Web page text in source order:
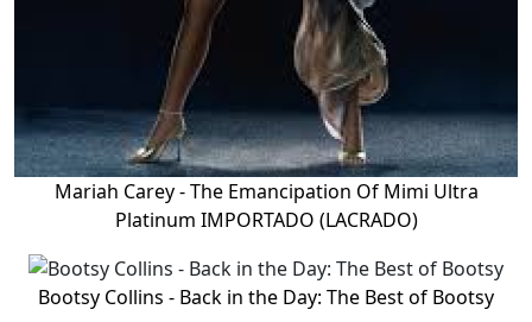
Mariah Carey - The Emancipation Of Mimi Ultra
Platinum IMPORTADO (LACRADO)
Bootsy Collins - Back in the Day: The Best of Bootsy